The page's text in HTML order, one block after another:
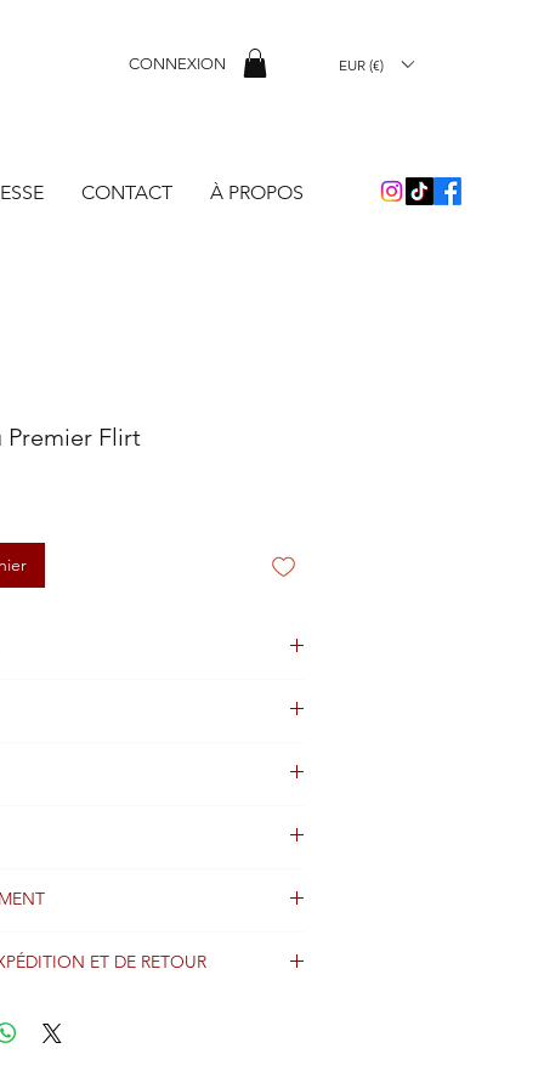
CONNEXION EUR (€)
CONTACT À PROPOS
Premier Flirt
ET DE RETOUR
du paiement et sont expédiés dans